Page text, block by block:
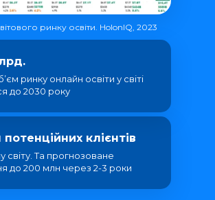
ринку освіти. HolonIQ, 2023
ринку онлайн освіти у світі
до 2030 року
клієнтів
світу. Та прогнозоване
до 200 млн через 2-3 роки